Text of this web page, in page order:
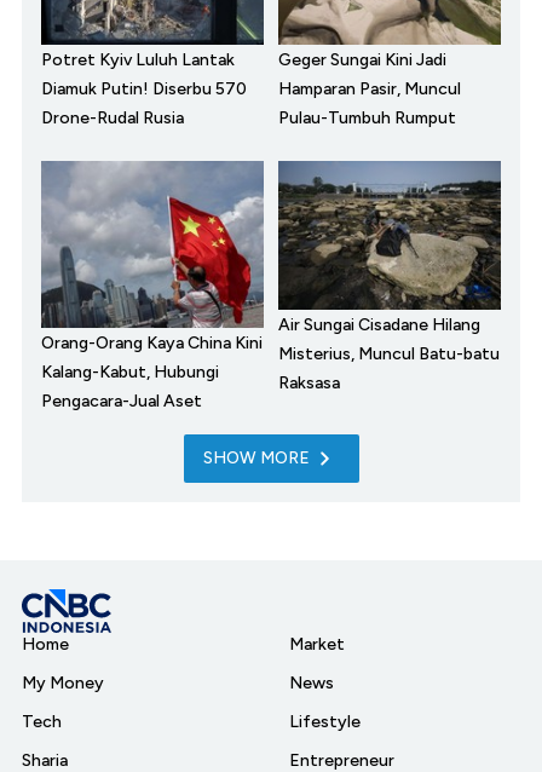
Potret Kyiv Luluh Lantak
Diamuk Putin! Diserbu 570
Drone-Rudal Rusia
Geger Sungai Kini Jadi
Hamparan Pasir, Muncul
Pulau-Tumbuh Rumput
Orang-Orang Kaya China Kini
Kalang-Kabut, Hubungi
Pengacara-Jual Aset
Air Sungai Cisadane Hilang
Misterius, Muncul Batu-batu
Raksasa
SHOW MORE
Home
My Money
Tech
Sharia
Market
News
Lifestyle
Entrepreneur